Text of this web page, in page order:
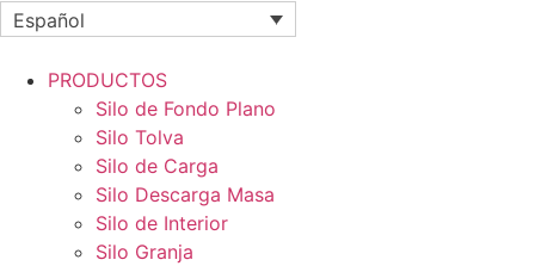
Español
PRODUCTOS
Silo de Fondo Plano
Silo Tolva
Silo de Carga
Silo Descarga Masa
Silo de Interior
Silo Granja